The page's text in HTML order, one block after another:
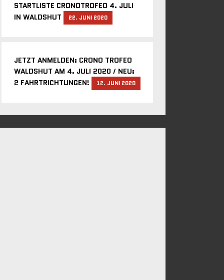
STARTLISTE CRONOTROFEO 4. JULI
IN WALDSHUT
22. JUNI 2020
JETZT ANMELDEN: CRONO TROFEO
WALDSHUT AM 4. JULI 2020 / NEU:
2 FAHRTRICHTUNGEN!
12. JUNI 2020